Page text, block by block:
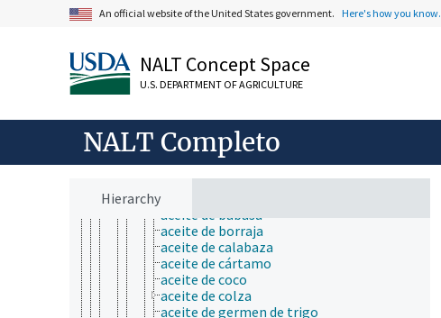
An official website of the United States government. Here's how you know.
NALT Concept Space
U.S. DEPARTMENT OF AGRICULTURE
NALT Completo
Hierarchy
grasas y aceites animales
aceite de aguacate
aceite de arroz
aceite de palma
aceite vegetal
aceites cítricos
aceites de especias
aceites de madera
aceites de semilla
aceite de babasú
aceite de borraja
aceite de calabaza
aceite de cártamo
aceite de coco
aceite de colza
aceite de germen de trigo